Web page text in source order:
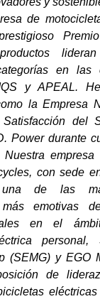
de
en las
y APEAL.
la Empresa
del
Power durante
Nuestra
con sede
de las
más emotivas
en el
personal,
(SEMG) y EGO
de